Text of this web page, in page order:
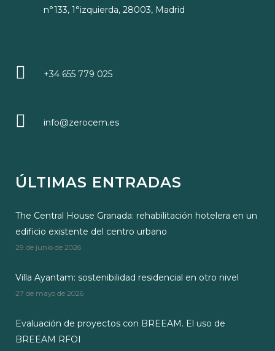
n°133, 1°izquierda, 28003, Madrid
+34 655 779 025
info@zerocem.es
ÚLTIMAS ENTRADAS
The Central House Granada: rehabilitación hotelera en un
edificio existente del centro urbano
29 de junio de 2026
Villa Ayantam: sostenibilidad residencial en otro nivel
27 de mayo de 2026
Evaluación de proyectos con BREEAM. El uso de
BREEAM RFOI